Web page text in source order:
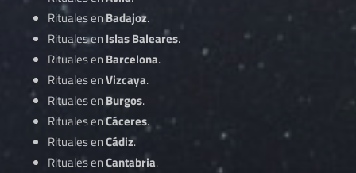
Rituales en Badajoz.
Rituales en Islas Baleares.
Rituales en Barcelona.
Rituales enVizcaya.
Rituales en Burgos.
Rituales enCáceres.
Rituales enCádiz.
Rituales enCantabria.